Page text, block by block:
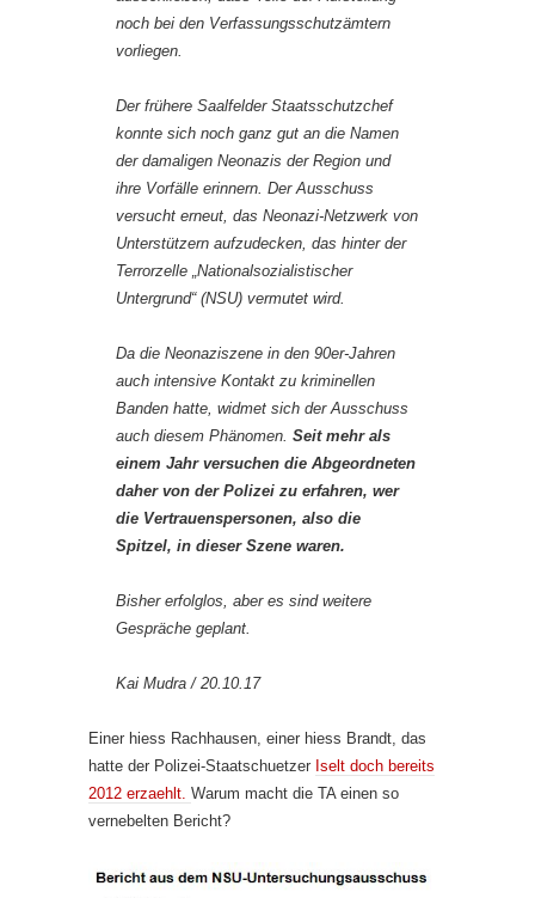
noch bei den Verfassungsschutzämtern
vorliegen.
Der frühere Saalfelder Staatsschutzchef
konnte sich noch ganz gut an die Namen
der damaligen Neonazis der Region und
ihre Vorfälle erinnern. Der Ausschuss
versucht erneut, das Neonazi-Netzwerk von
Unterstützern aufzudecken, das hinter der
Terrorzelle „Nationalsozialistischer
Untergrund“ (NSU) vermutet wird.
Da die Neonaziszene in den 90er-Jahren
auch intensive Kontakt zu kriminellen
Banden hatte, widmet sich der Ausschuss
auch diesem Phänomen. Seit mehr als
einem Jahr versuchen die Abgeordneten
daher von der Polizei zu erfahren, wer
die Vertrauenspersonen, also die
Spitzel, in dieser Szene waren.
Bisher erfolglos, aber es sind weitere
Gespräche geplant.
Kai Mudra / 20.10.17
Einer hiess Rachhausen, einer hiess Brandt, das
hatte der Polizei-Staatschuetzer Iselt doch bereits
2012 erzaehlt. Warum macht die TA einen so
vernebelten Bericht?